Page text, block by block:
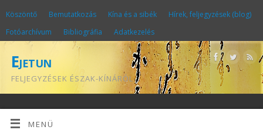
Köszöntő Bemutatkozás Kína és a sibék
Hírek, feljegyzések (blog)
Fotóarchívum
Bibliográfia Adatkezelés
Ejetun
FELJEGYZÉSEK ÉSZAK-KÍNÁRÓL
MENÜ